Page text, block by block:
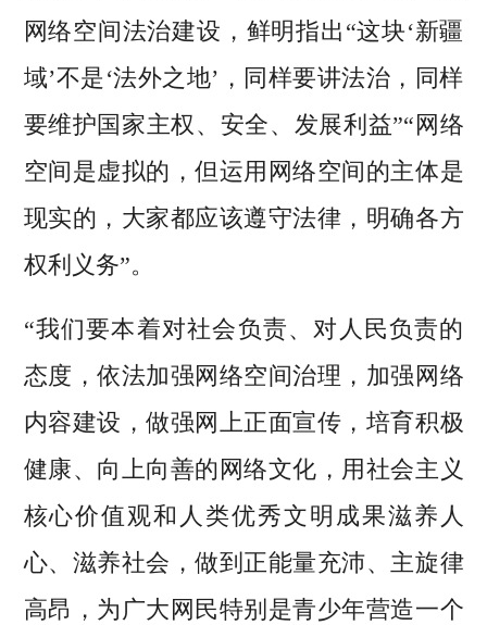
网络空间法治建设，鲜明指出“这块‘新疆
域’不是‘法外之地’，同样要讲法治，同样
要维护国家主权、安全、发展利益”“网络
空间是虚拟的，但运用网络空间的主体是
现实的，大家都应该遵守法律，明确各方
权利义务”。
“我们要本着对社会负责、对人民负责的
态度，依法加强网络空间治理，加强网络
内容建设，做强网上正面宣传，培育积极
健康、向上向善的网络文化，用社会主义
核心价值观和人类优秀文明成果滋养人
心、滋养社会，做到正能量充沛、主旋律
高昂，为广大网民特别是青少年营造一个